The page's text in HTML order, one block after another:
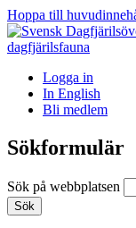
Hoppa till
Logga in
In English
Bli medlem
Sökformulär
Sök på webbplatsen